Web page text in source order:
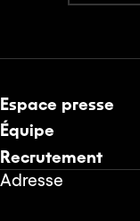
Espace presse
Équipe
Recrutement
Adresse